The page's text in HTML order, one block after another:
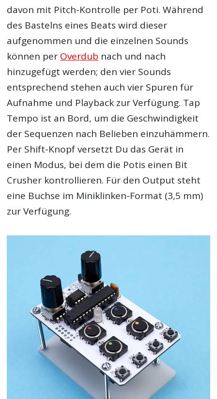
davon mit Pitch-Kontrolle per Poti. Während
des Bastelns eines Beats wird dieser
aufgenommen und die einzelnen Sounds
können per Overdub nach und nach
hinzugefügt werden; den vier Sounds
entsprechend stehen auch vier Spuren für
Aufnahme und Playback zur Verfügung. Tap
Tempo ist an Bord, um die Geschwindigkeit
der Sequenzen nach Belieben einzuhämmern.
Per Shift-Knopf versetzt Du das Gerät in
einen Modus, bei dem die Potis einen Bit
Crusher kontrollieren. Für den Output steht
eine Buchse im Miniklinken-Format (3,5 mm)
zur Verfügung.